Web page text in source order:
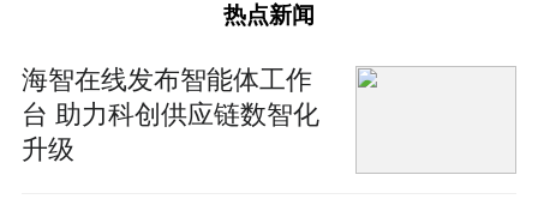
热点新闻
海智在线发布智能体工作
台 助力科创供应链数智化
升级